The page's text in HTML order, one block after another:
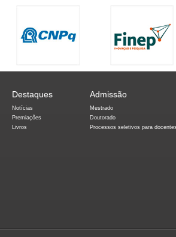
Destaques
Notícias
Premiações
Livros
Admissão
Mestrado
Doutorado
Processos seletivos para docentes